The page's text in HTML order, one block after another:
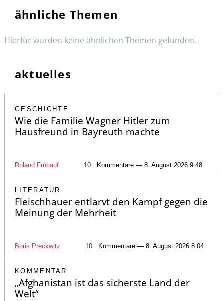
ähnliche Themen
Hierfür wurden keine ähnlichen Themen gefunden.
aktuelles
GESCHICHTE
Wie die Familie Wagner Hitler zum
Hausfreund in Bayreuth machte
Roland Frühauf 10 Kommentare — 8. August 2026 9:48
LITERATUR
Fleischhauer entlarvt den Kampf gegen die
Meinung der Mehrheit
Boris Preckwitz 10 Kommentare — 8. August 2026 8:04
KOMMENTAR
„Afghanistan ist das sicherste Land der
Welt“